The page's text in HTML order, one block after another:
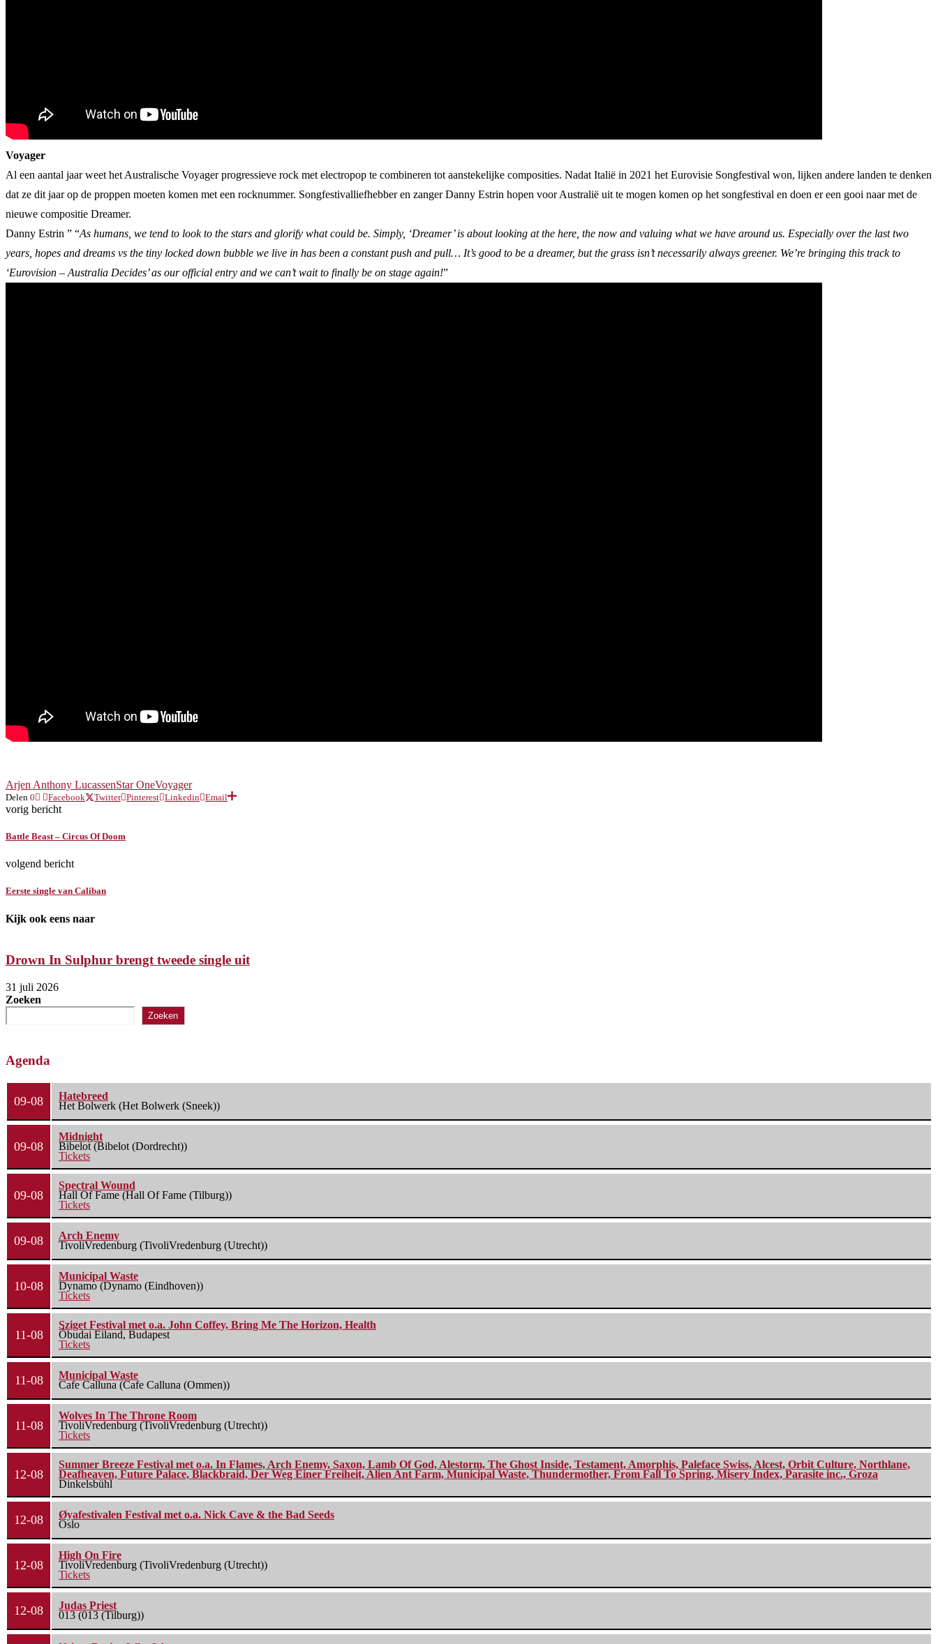
Voyager
Al een aantal jaar weet het Australische Voyager progressieve rock met electropop te combineren tot aanstekelijke composities. Nadat Italië in 2021 het Eurovisie Songfestival won, lijken andere landen te denken
dat ze dit jaar op de proppen moeten komen met een rocknummer. Songfestivalliefhebber en zanger Danny Estrin hopen voor Australië uit te mogen komen op het songfestival en doen er een gooi naar met de
nieuwe compositie Dreamer.
Danny Estrin ” “As humans, we tend to look to the stars and glorify what could be. Simply, ‘Dreamer’ is about looking at the here, the now and valuing what we have around us. Especially over the last two
years, hopes and dreams vs the tiny locked down bubble we live in has been a constant push and pull… It’s good to be a dreamer, but the grass isn’t necessarily always greener. We’re bringing this track to
‘Eurovision – Australia Decides’ as our official entry and we can’t wait to finally be on stage again!”
Arjen Anthony LucassenStar OneVoyager
Delen 0 Facebook Twitter Pinterest Linkedin Email
vorig bericht
Battle Beast – Circus Of Doom
volgend bericht
Eerste single van Caliban
Kijk ook eens naar
Drown In Sulphur brengt tweede single uit
31 juli 2026
Zoeken
Zoeken
Agenda
09-08
Hatebreed
Het Bolwerk (Het Bolwerk (Sneek))
09-08
Midnight
Bibelot (Bibelot (Dordrecht))
Tickets
09-08
Spectral Wound
Hall Of Fame (Hall Of Fame (Tilburg))
Tickets
09-08
Arch Enemy
TivoliVredenburg (TivoliVredenburg (Utrecht))
10-08
Municipal Waste
Dynamo (Dynamo (Eindhoven))
Tickets
11-08
Sziget Festival met o.a. John Coffey, Bring Me The Horizon, Health
Óbudai Eiland, Budapest
Tickets
11-08
Municipal Waste
Cafe Calluna (Cafe Calluna (Ommen))
11-08
Wolves In The Throne Room
TivoliVredenburg (TivoliVredenburg (Utrecht))
Tickets
12-08
Summer Breeze Festival met o.a. In Flames, Arch Enemy, Saxon, Lamb Of God, Alestorm, The Ghost Inside, Testament, Amorphis, Paleface Swiss, Alcest, Orbit Culture, Northlane,
Deafheaven, Future Palace, Blackbraid, Der Weg Einer Freiheit, Alien Ant Farm, Municipal Waste, Thundermother, From Fall To Spring, Misery Index, Parasite inc., Groza
Dinkelsbühl
12-08
Øyafestivalen Festival met o.a. Nick Cave & the Bad Seeds
Oslo
12-08
High On Fire
TivoliVredenburg (TivoliVredenburg (Utrecht))
Tickets
12-08
Judas Priest
013 (013 (Tilburg))